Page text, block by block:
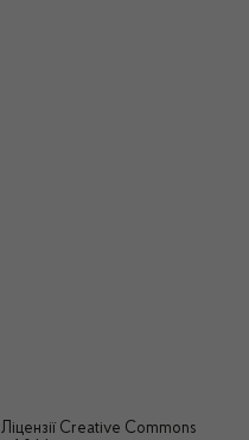
Ліцензії Creative Commons